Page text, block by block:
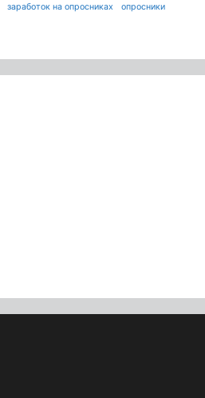
заработок на опросниках опросники